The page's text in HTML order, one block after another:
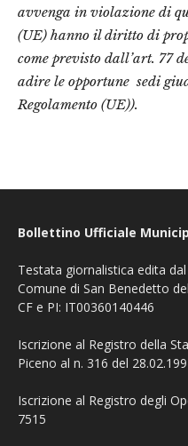
avvenga in violazione di
(UE) hanno il diritto di
come previsto dall’art. 77
adire le opportune sedi
Regolamento (UE)).
Bollettino Ufficiale
Testata giornalistica edita dal
Comune di San Benedetto
CF e PI: IT00360140446
Iscrizione al Registro della
Piceno al n. 316 del
Iscrizione al Registro degli
7515